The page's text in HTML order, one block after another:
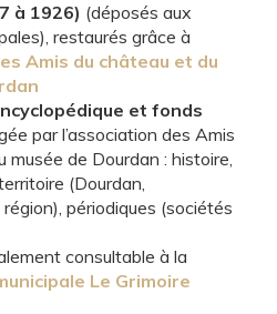
à 1926) (déposés aux
restaurés grâce à
Amis du château et du
et fonds
par l’association des Amis
musée de Dourdan : histoire,
(Dourdan,
périodiques (sociétés
consultable à la
Le Grimoire